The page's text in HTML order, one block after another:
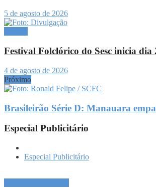
5 de agosto de 2026
Festival Folclórico do Sesc inicia dia
4 de agosto de 2026
Próximo
Brasileirão Série D: Manauara
Especial Publicitário
Especial Publicitário